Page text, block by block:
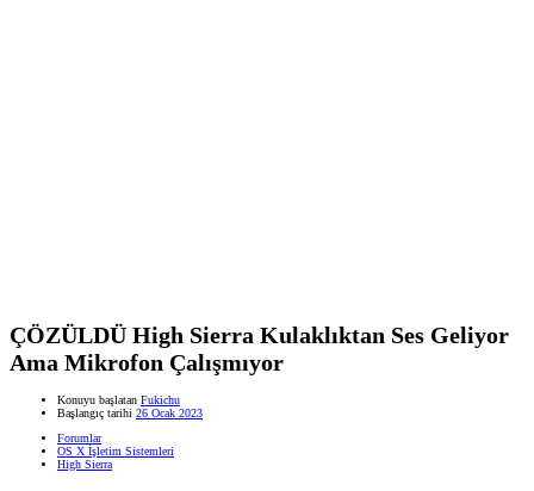
ÇÖZÜLDÜ High Sierra Kulaklıktan Ses Geliyor
Ama Mikrofon Çalışmıyor
Konuyu başlatan Fukichu
Başlangıç tarihi 26 Ocak 2023
Forumlar
OS X İşletim Sistemleri
High Sierra